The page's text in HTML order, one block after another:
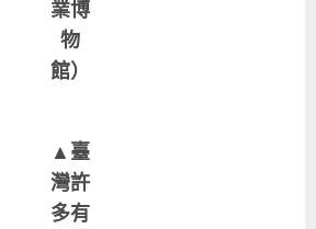
業博
物
館）
▲臺
灣許
多有